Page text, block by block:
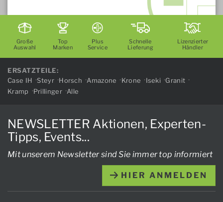
Große
Auswahl
Top
Marken
Plus
Service
Schnelle
Lieferung
Lizenzierter
Händler
ERSATZTEILE:
Case IH
Steyr Horsch Amazone Krone Iseki
Granit
Kramp
Prillinger Alle
NEWSLETTER Aktionen, Experten-
Tipps, Events...
Mit unserem Newsletter sind Sie immer top informiert
HIER ANMELDEN